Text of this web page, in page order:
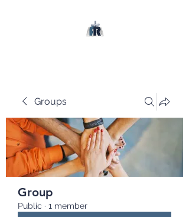
Groups
Group
Public · 1 member